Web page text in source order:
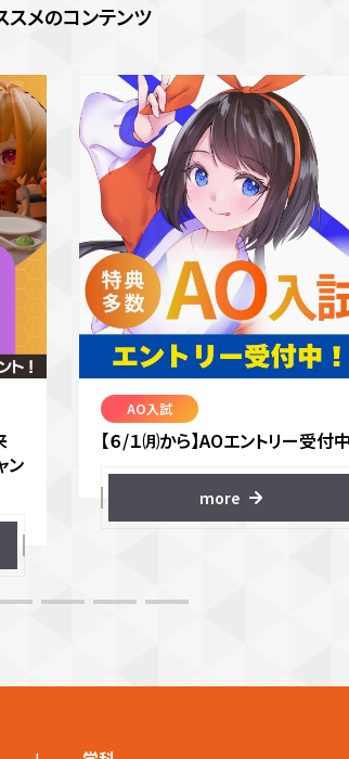
スメのコンテンツ
ン
AO入試
【６/１㈪から】AOエントリー受付中
more